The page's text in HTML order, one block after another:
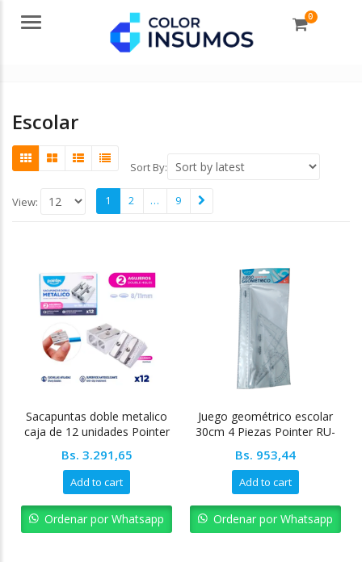
Menu 0
Escolar
Sort By:
View: 1 2 … 9
Sacapuntas doble metalico
caja de 12 unidades Pointer
Bs. 3.291,65
Add to cart
Ordenar por Whatsapp
Juego geométrico escolar
30cm 4 Piezas Pointer RU-
Bs. 953,44
Add to cart
Ordenar por Whatsapp